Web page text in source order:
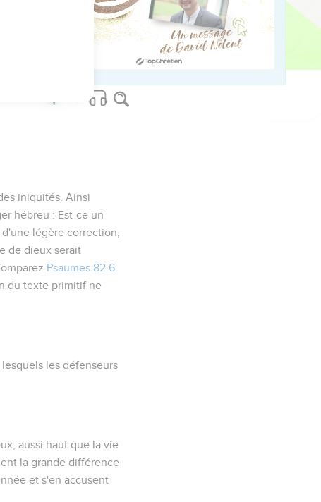
iniquités. Ainsi
hébreu : Est-ce un
légère correction,
de dieux serait
Psaumes 82.6
du texte primitif ne
les défenseurs
aussi haut que la vie
la grande différence
et s'en accusent